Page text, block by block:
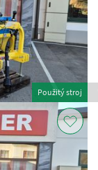
Použitý stroj